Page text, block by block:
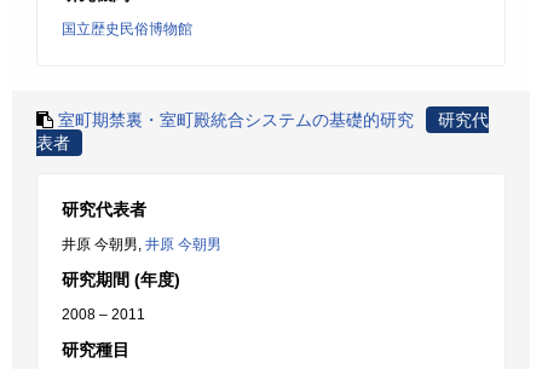
国立歴史民俗博物館
室町期禁裏・室町殿統合システムの基礎的研究
研究代
表者
研究代表者
井原 今朝男, 井原 今朝男
研究期間 (年度)
2008 – 2011
研究種目